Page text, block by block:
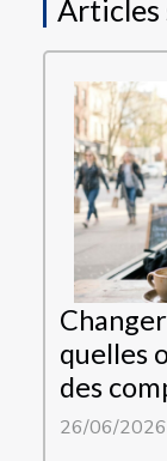
Articles
quelles
des
26/06/